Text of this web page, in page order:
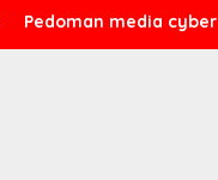
Pedoman media cyber